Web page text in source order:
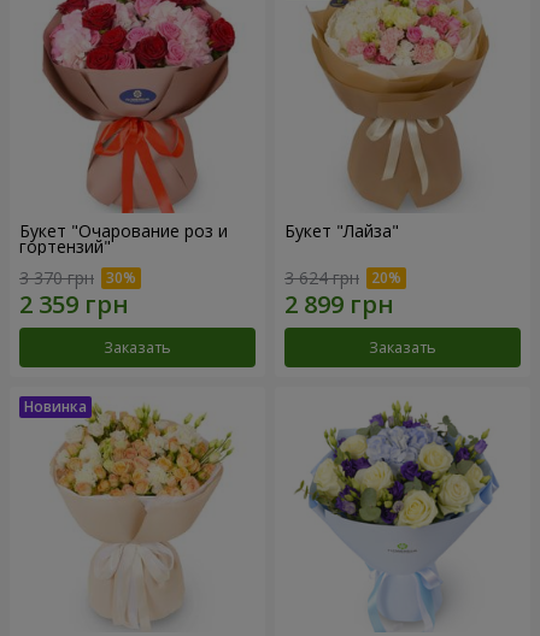
Букет "Очарование роз и
гортензий"
3 370 грн
Заказать
Букет "Лайза"
3 624 грн
Заказать